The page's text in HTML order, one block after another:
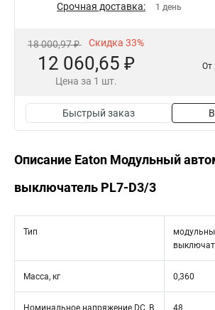
Срочная доставка: 1 день
18 000,97 ₽ Скидка 33%
12 060,65 ₽
Цена за 1 шт.
От
Быстрый заказ
Описание Eaton Модульный
выключатель PL7-D3/3
Тип
Масса, кг 0,360
Номинальное напряжение DC, В 48